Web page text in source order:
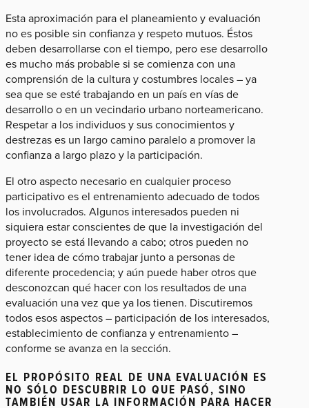
Esta aproximación para el planeamiento y evaluación
no es posible sin confianza y respeto mutuos. Éstos
deben desarrollarse con el tiempo, pero ese desarrollo
es mucho más probable si se comienza con una
comprensión de la cultura y costumbres locales – ya
sea que se esté trabajando en un país en vías de
desarrollo o en un vecindario urbano norteamericano.
Respetar a los individuos y sus conocimientos y
destrezas es un largo camino paralelo a promover la
confianza a largo plazo y la participación.
El otro aspecto necesario en cualquier proceso
participativo es el entrenamiento adecuado de todos
los involucrados. Algunos interesados pueden ni
siquiera estar conscientes de que la investigación del
proyecto se está llevando a cabo; otros pueden no
tener idea de cómo trabajar junto a personas de
diferente procedencia; y aún puede haber otros que
desconozcan qué hacer con los resultados de una
evaluación una vez que ya los tienen. Discutiremos
todos esos aspectos – participación de los interesados,
establecimiento de confianza y entrenamiento –
conforme se avanza en la sección.
EL PROPÓSITO REAL DE UNA EVALUACIÓN ES
NO SÓLO DESCUBRIR LO QUE PASÓ, SINO
TAMBIÉN USAR LA INFORMACIÓN PARA HACER